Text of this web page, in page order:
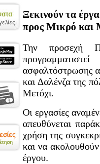
Ξεκινούν τα
προς Μικρό και
Την προσεχή
ασφαλτόστρωσης
και Δαλένζα της
Μετόχι.
Οι εργασίες
απευθύνεται
χρήση της
και να ακολουθούν
έργου.